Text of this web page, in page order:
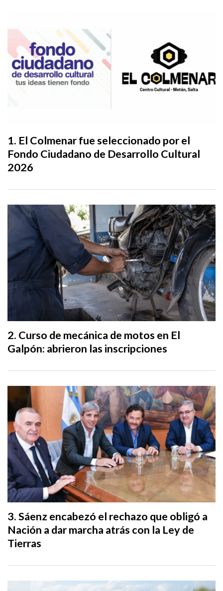
El Colmenar fue seleccionado por el
Fondo Ciudadano de Desarrollo Cultural
2026
Curso de mecánica de motos en El
Galpón: abrieron las inscripciones
Sáenz encabezó el rechazo que obligó a
Nación a dar marcha atrás con la Ley de
Tierras